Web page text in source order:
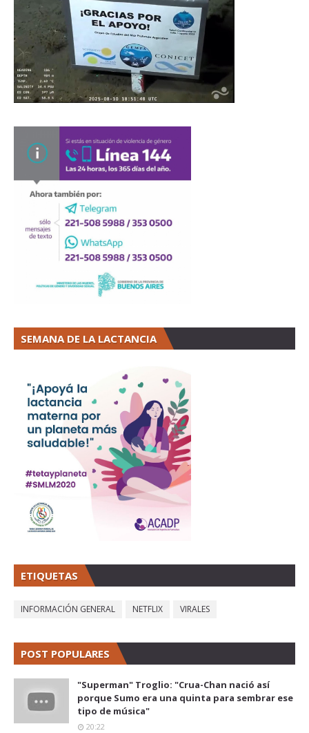
SEMANA DE LA LACTANCIA
ETIQUETAS
INFORMACIÓN GENERAL NETFLIX VIRALES
POST POPULARES
"Superman" Troglio: "Crua-Chan nació así
porque Sumo era una quinta para sembrar ese
tipo de música"
20:22